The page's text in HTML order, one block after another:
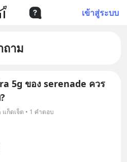
เข้าสู่ระบบ
าม
5g ของ serenade ควร
แก็ดเจ็ต • 1 คำตอบ